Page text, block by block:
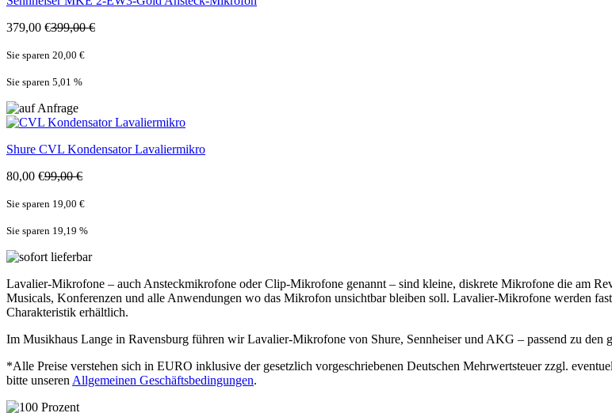
379,00 €399,00 €
Sie sparen 20,00 €
Sie sparen 5,01 %
Shure CVL Kondensator Lavaliermikro
80,00 €99,00 €
Sie sparen 19,00 €
Sie sparen 19,19 %
Lavalier-Mikrofone – auch Ansteckmikrofone oder Clip-Mikrofone genannt – sind kleine, diskrete Mikrofone die am
Musicals, Konferenzen und alle Anwendungen wo das Mikrofon unsichtbar bleiben soll. Lavalier-Mikrofone werden
Charakteristik erhältlich.
Im Musikhaus Lange in Ravensburg führen wir Lavalier-Mikrofone von Shure, Sennheiser und AKG – passend zu den
*Alle Preise verstehen sich in EURO inklusive der gesetzlich vorgeschriebenen Deutschen Mehrwertsteuer zzgl.
bitte unseren Allgemeinen Geschäftsbedingungen.